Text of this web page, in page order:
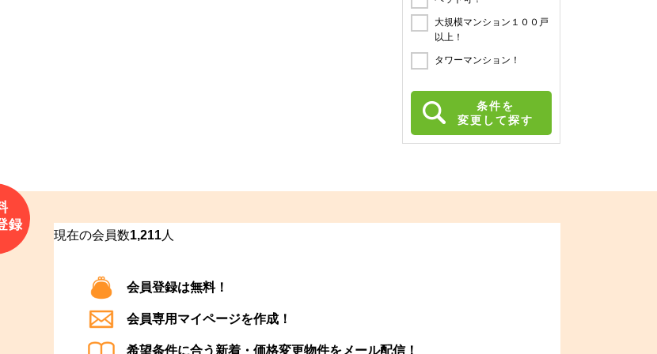
大規模マンション１００戸
以上！
タワーマンション！
条件を
変更して探す
現在の会員数1,211人
会員登録は無料！
会員専用マイページを作成！
希望条件に合う新着・価格変更物件をメール配信！